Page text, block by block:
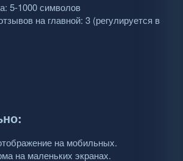
5-1000 символов
на главной: 3 (регулируется в
на мобильных.
на маленьких экранах.